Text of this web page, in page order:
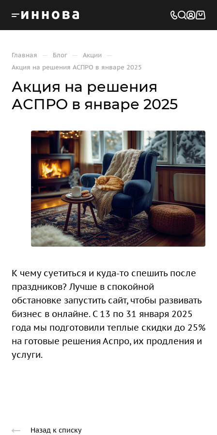
Главная — Блог — Акции —
Акция на решения АСПРО в январе 2025
Акция на решения
АСПРО в январе 2025
Акции
К чему суетиться и куда-то спешить после
праздников? Лучше в спокойной
обстановке запустить сайт, чтобы развивать
бизнес в онлайне. С 13 по 31 января 2025
года мы подготовили теплые скидки до 25%
на готовые решения Аспро, их продления и
услуги.
Назад к списку